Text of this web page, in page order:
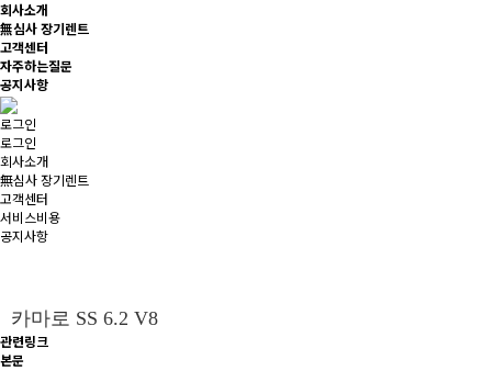
회사소개
無심사 장기렌트
고객센터
자주하는질문
공지사항
로그인
로그인
회사소개
無심사 장기렌트
고객센터
서비스비용
공지사항
카마로 SS 6.2 V8
관련링크
본문